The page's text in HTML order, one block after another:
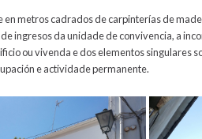
metros cadrados de carpinterías de
ingresos da unidade de convivencia, a
ou vivenda e dos elementos singulares
e actividade permanente.